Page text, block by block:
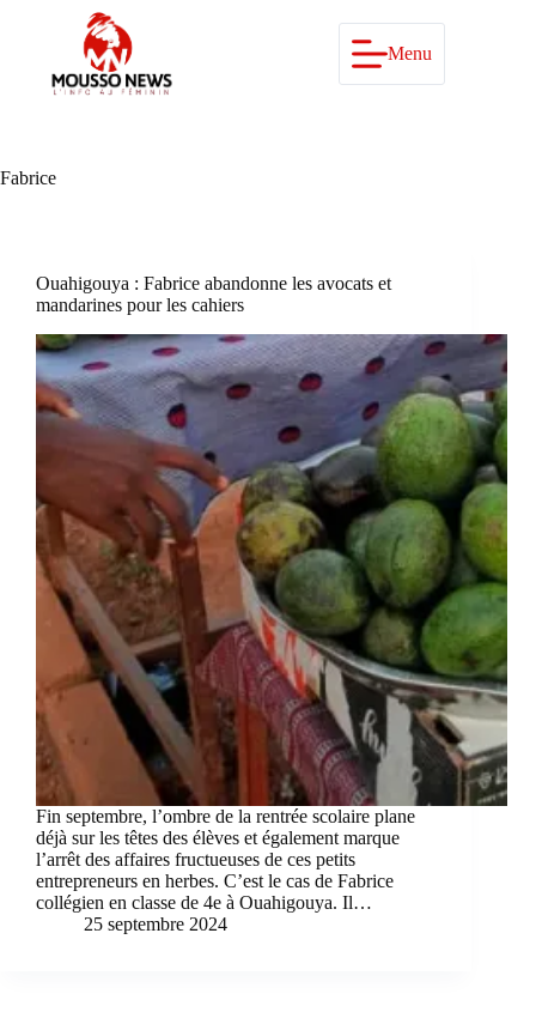
Menu
Fabrice
Ouahigouya : Fabrice abandonne les avocats et
mandarines pour les cahiers
Fin septembre, l’ombre de la rentrée scolaire plane
déjà sur les têtes des élèves et également marque
l’arrêt des affaires fructueuses de ces petits
entrepreneurs en herbes. C’est le cas de Fabrice
collégien en classe de 4e à Ouahigouya. Il…
25 septembre 2024